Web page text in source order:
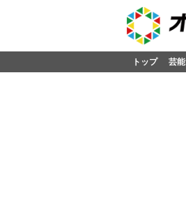
トップ 芸能